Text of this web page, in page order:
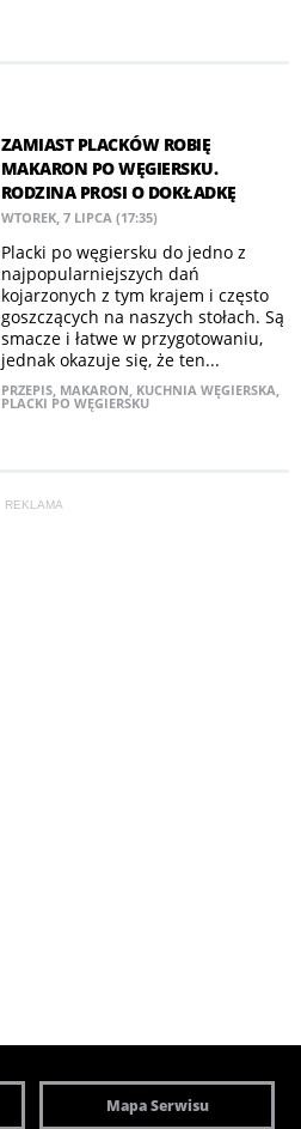
ZAMIAST PLACKÓW ROBIĘ
MAKARON PO WĘGIERSKU.
RODZINA PROSI O DOKŁADKĘ
WTOREK, 7 LIPCA (17:35)
Placki po węgiersku do jedno z
najpopularniejszych dań
kojarzonych z tym krajem i często
goszczących na naszych stołach. Są
smacze i łatwe w przygotowaniu,
jednak okazuje się, że ten...
PRZEPIS, MAKARON, KUCHNIA WĘGIERSKA,
PLACKI PO WĘGIERSKU
REKLAMA
Mapa Serwisu